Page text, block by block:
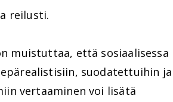
reilusti.
muistuttaa, että sosiaalisessa
suodatettuihin ja
vertaaminen voi lisätä